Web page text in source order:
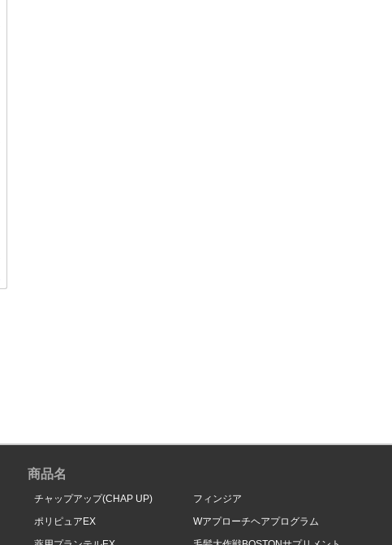
商品名
チャップアップ(CHAP UP)
ポリピュアEX
フィンジア
Wアプローチヘアプログラム